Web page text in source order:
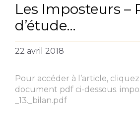
Les Imposteurs –
d’étude…
22 avril 2018
Pour accéder à l’article,
document pdf ci-dessous.
_13._bilan.pdf